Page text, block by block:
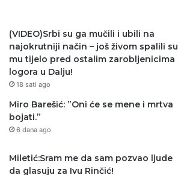
(VIDEO)Srbi su ga mučili i ubili na
najokrutniji način – još živom spalili su
mu tijelo pred ostalim zarobljenicima
logora u Dalju!
18 sati ago
Miro Barešić: ”Oni će se mene i mrtva
bojati.”
6 dana ago
Miletić:Sram me da sam pozvao ljude
da glasuju za Ivu Rinčić!